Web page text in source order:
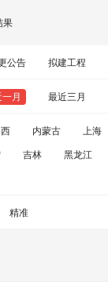
果
公告 拟建工程
月 最近三月
内蒙古 上海
吉林 黑龙江
精准